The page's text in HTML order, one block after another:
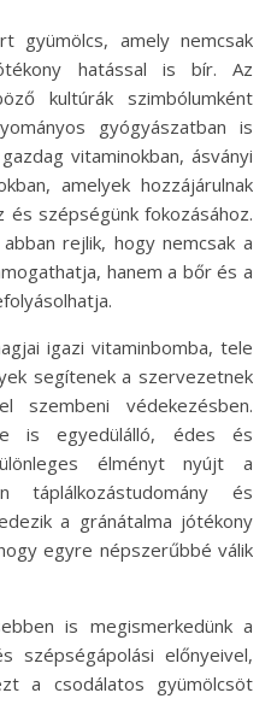
hatással is bír. Az
kultúrák szimbólumként
gyógyászatban is
vitaminokban, ásványi
amelyek hozzájárulnak
szépségünk fokozásához.
rejlik, hogy nemcsak a
hanem a bőr és a
igazi vitaminbomba, tele
segítenek a szervezetnek
szembeni védekezésben.
is egyedülálló, édes és
élményt nyújt a
táplálkozástudomány és
a gránátalma jótékony
egyre népszerűbbé válik
is megismerkedünk a
szépségápolási előnyeivel,
a csodálatos gyümölcsöt